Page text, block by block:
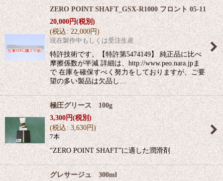
ZERO POINT SHAFT_GSX-R1000 フロント 05-11
20,000円(税別)
(税込: 22,000円)
現在製作中もしくは受注生産
特許技術です。【特許第5474149】 純正品に比べ
摩擦係数が半減 詳細は、http://www.peo.nara.jpま
で 在庫を確保すべく努力をしておりますが、ご要
望の多い製品は欠品し…
極圧グリース 100g
3,300円(税別)
(税込: 3,630円)
7本
“ZERO POINT SHAFT”に適した潤滑剤
グレサージュ 300ml